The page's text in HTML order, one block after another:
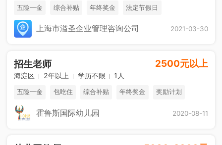
五险一金 综合补贴 年终奖金 法定节假日
上海市溢圣企业管理咨询公司 2021-03-30
招生老师 2500元以上
海淀区 2年以上 学历不限 1人
五险一金 包吃住 综合补贴 年终奖金 奖励计划
销售奖金 休假制度 法定节假日
霍鲁斯国际幼儿园 2020-08-11